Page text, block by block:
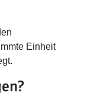
Einheit